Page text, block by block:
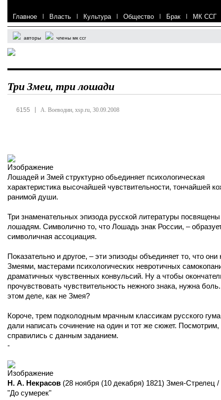
Главное | Власть | Культура | Общество | Брак | МК ССГ
авторы члены мк ссг
Три Змеи, три лошади
6155 А. Воеводин, xsp.ru, 30.09.2008
Лошадей и Змей структурно обьединяет психологическая
характеристика высочайшей чувствительности, тончайшей
ранимой души.
Три знаменательных эпизода русской литературы посвящены
лошадям. Символично то, что Лошадь знак России, –
символичная ассоциация.
Показательно и другое, – эти эпизоды объединяет то, что
Змеями, мастерами психологических невротичных
драматичных чувственных конвульсий. Ну а чтобы
прочувствовать чувствительность нежного знака, нужна
этом деле, как не Змея?
Короче, трем подколодным мрачным классикам русского
дали написать сочинение на один и тот же сюжет. Посмотрим,
справились с данным заданием.
-
Н. А. Некрасов (28 ноября (10 декабря) 1821) Змея-Стрелец /
"До сумерек"